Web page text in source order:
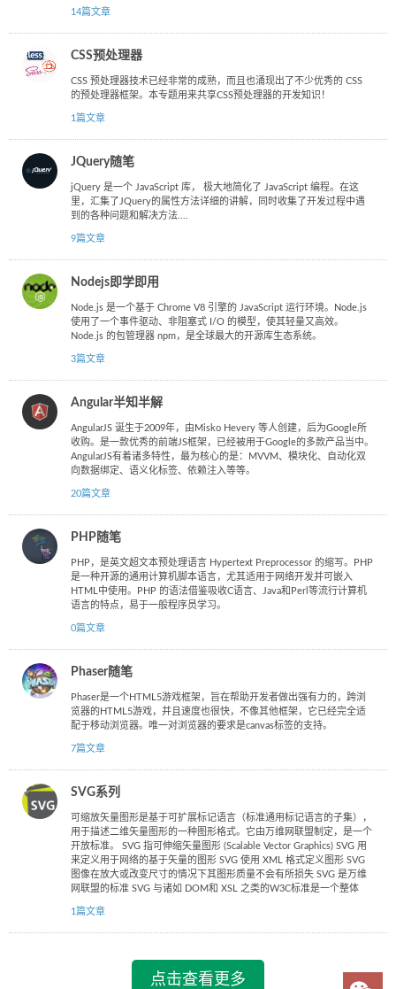
14篇文章
CSS预处理器
CSS 预处理器技术已经非常的成熟，而且也涌现出了不少优秀的 CSS
的预处理器框架。本专题用来共享CSS预处理器的开发知识！
1篇文章
JQuery随笔
jQuery 是一个 JavaScript 库， 极大地简化了 JavaScript 编程。在这
里，汇集了JQuery的属性方法详细的讲解，同时收集了开发过程中遇
到的各种问题和解决方法....
9篇文章
Nodejs即学即用
Node.js 是一个基于 Chrome V8 引擎的 JavaScript 运行环境。Node.js
使用了一个事件驱动、非阻塞式 I/O 的模型，使其轻量又高效。
Node.js 的包管理器 npm，是全球最大的开源库生态系统。
3篇文章
Angular半知半解
AngularJS 诞生于2009年，由Misko Hevery 等人创建，后为Google所
收购。是一款优秀的前端JS框架，已经被用于Google的多款产品当中。
AngularJS有着诸多特性，最为核心的是：MVVM、模块化、自动化双
向数据绑定、语义化标签、依赖注入等等。
20篇文章
PHP随笔
PHP，是英文超文本预处理语言 Hypertext Preprocessor 的缩写。PHP
是一种开源的通用计算机脚本语言，尤其适用于网络开发并可嵌入
HTML中使用。PHP 的语法借鉴吸收C语言、Java和Perl等流行计算机
语言的特点，易于一般程序员学习。
0篇文章
Phaser随笔
Phaser是一个HTML5游戏框架，旨在帮助开发者做出强有力的，跨浏
览器的HTML5游戏，并且速度也很快，不像其他框架，它已经完全适
配于移动浏览器。唯一对浏览器的要求是canvas标签的支持。
7篇文章
SVG系列
可缩放矢量图形是基于可扩展标记语言（标准通用标记语言的子集），
用于描述二维矢量图形的一种图形格式。它由万维网联盟制定，是一个
开放标准。 SVG 指可伸缩矢量图形 (Scalable Vector Graphics) SVG 用
来定义用于网络的基于矢量的图形 SVG 使用 XML 格式定义图形 SVG
图像在放大或改变尺寸的情况下其图形质量不会有所损失 SVG 是万维
网联盟的标准 SVG 与诸如 DOM和 XSL 之类的W3C标准是一个整体
1篇文章
点击查看更多